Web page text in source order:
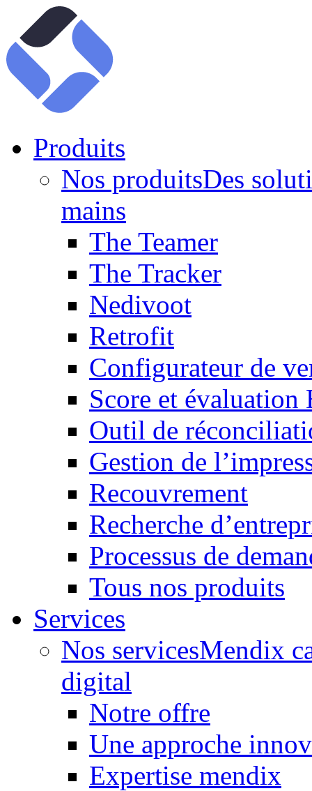
Produits
Nos produitsDes
mains
The Teamer
The Tracker
Nedivoot
Retrofit
Configurateur de
Score et évaluation
Outil de
Gestion de
Recouvrement
Recherche
Processus de
Tous nos produits
Services
Nos servicesMendix
digital
Notre offre
Une approche
Expertise mendix